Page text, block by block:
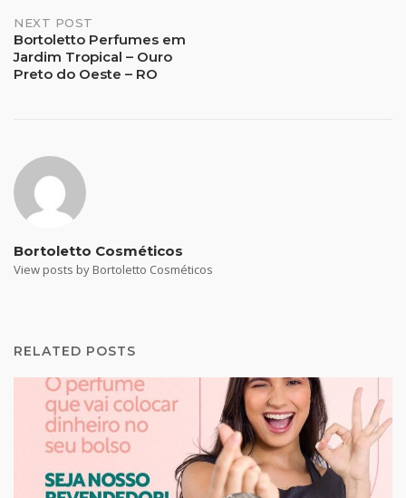
NEXT POST
Bortoletto Perfumes em
Jardim Tropical – Ouro
Preto do Oeste – RO
Bortoletto Cosméticos
View posts by Bortoletto Cosméticos
RELATED POSTS